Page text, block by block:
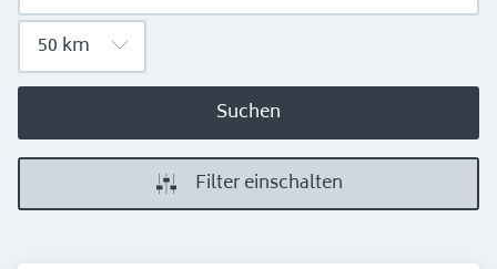
Suchen
Filter einschalten